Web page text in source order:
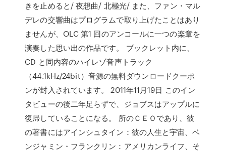
きを止めると/ 夜想曲/ 北極光/ また、ファン・マル
デレの交響曲はプログラムで取り上げたことはあり
ませんが、OLC 第1 回のアンコールに一つの楽章を
演奏した思い出の作品です。 ブックレット内に、
CD と同内容のハイレゾ音声トラック
（44.1kHz/24bit）音源の無料ダウンロードクーポ
ンが封入されています。 2011年11月19日 このイン
タビューの後二年足らずで、ジョブスはアップルに
復帰していることになる。 所のＣＥＯであり、彼
の著書にはアインシュタイン：彼の人生と宇宙、ベ
ンジャミン・フランクリン：アメリカンライフ、そ